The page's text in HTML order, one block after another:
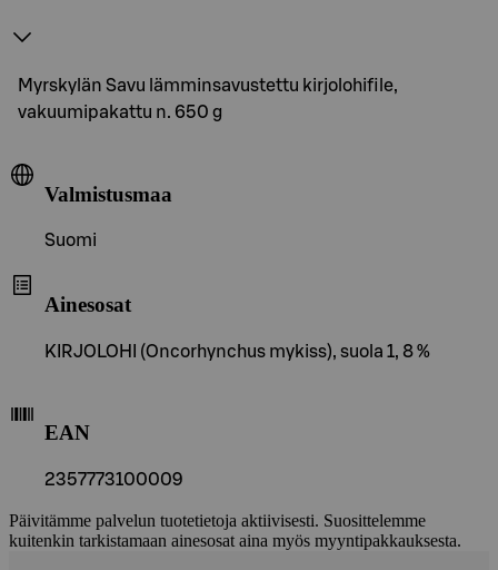
Myrskylän Savu lämminsavustettu kirjolohifile,
vakuumipakattu n. 650 g
Valmistusmaa
Suomi
Ainesosat
KIRJOLOHI (Oncorhynchus mykiss), suola 1, 8 %
EAN
2357773100009
Päivitämme palvelun tuotetietoja aktiivisesti. Suosittelemme
kuitenkin tarkistamaan ainesosat aina myös myyntipakkauksesta.